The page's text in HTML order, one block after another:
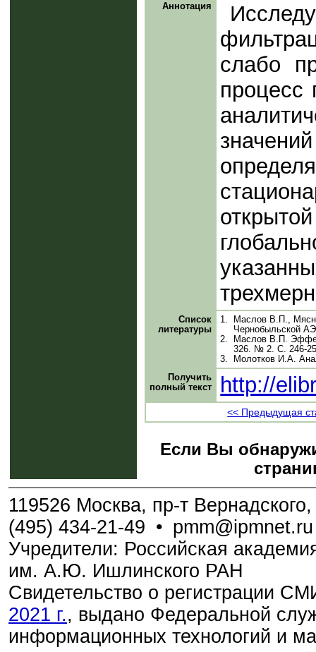
Аннотация
слабо
процесс
Список
литературы
1.
Маслов В.П.,
Чернобыльской
2.
Маслов В.П.
326. № 2. С. 246-
3.
Молотков И.А.
Получить
полный текст
http://
<< Предыдущая
Если Вы
119526 Москва, пр-т
(495) 434-21-49 • pmm@ipmnet.ru
Учредители: Российская
им. А.Ю. Ишлинского РАН
Свидетельство о регистрации
2021 г., выдано Федеральной
информационных технологий и